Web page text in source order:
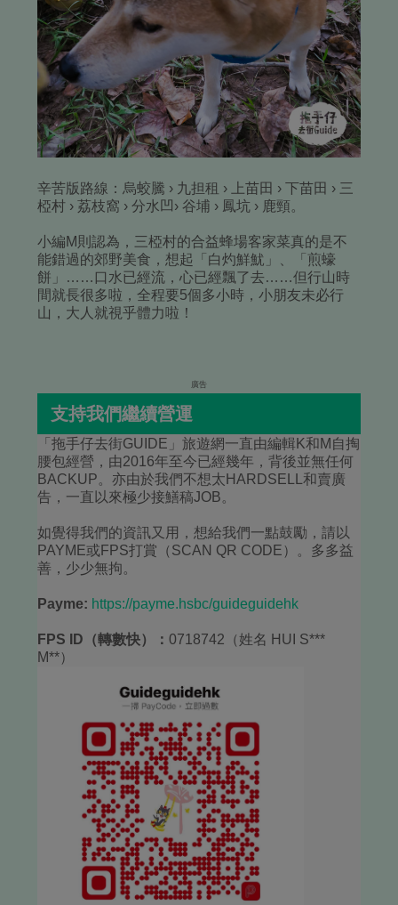
辛苦版路線：烏蛟騰 › 九担租 › 上苗田 › 下苗田 › 三
椏村 › 荔枝窩 › 分水凹› 谷埔 › 鳳坑 › 鹿頸。
小編M則認為，三椏村的合益蜂場客家菜真的是不
能錯過的郊野美食，想起「白灼鮮魷」、「煎蠔
餅」……口水已經流，心已經飄了去……但行山時
間就長很多啦，全程要5個多小時，小朋友未必行
山，大人就視乎體力啦！
廣告
支持我們繼續營運
「拖手仔去街GUIDE」旅遊網一直由編輯K和M自掏
腰包經營，由2016年至今已經幾年，背後並無任何
BACKUP。亦由於我們不想太HARDSELL和賣廣
告，一直以來極少接鱔稿JOB。
如覺得我們的資訊又用，想給我們一點鼓勵，請以
PAYME或FPS打賞（SCAN QR CODE）。多多益
善，少少無拘。
Payme: https://payme.hsbc/guideguidehk
FPS ID（轉數快）：0718742（姓名 HUI S***
M**）